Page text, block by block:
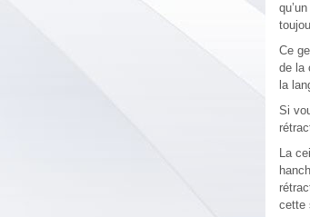
Ce
de la
la
Si
La
cette